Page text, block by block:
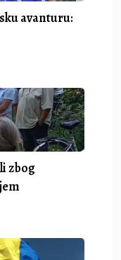
avanturu:
zbog